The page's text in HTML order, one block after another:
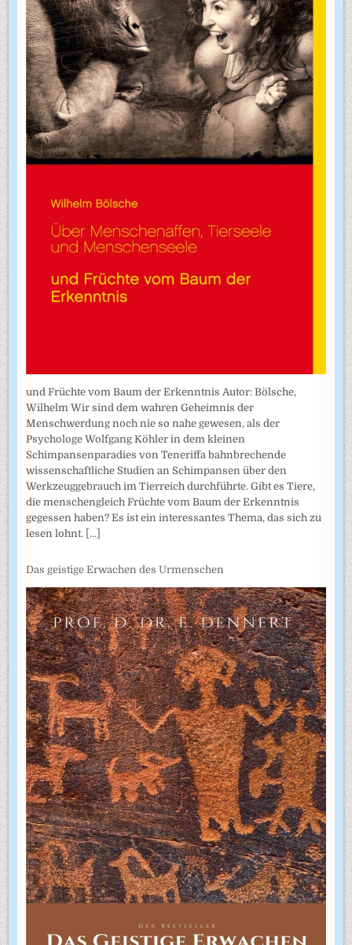
und Früchte vom Baum der Erkenntnis Autor: Bölsche,
Wilhelm Wir sind dem wahren Geheimnis der
Menschwerdung noch nie so nahe gewesen, als der
Psychologe Wolfgang Köhler in dem kleinen
Schimpansenparadies von Teneriffa bahnbrechende
wissenschaftliche Studien an Schimpansen über den
Werkzeuggebrauch im Tierreich durchführte. Gibt es Tiere,
die menschengleich Früchte vom Baum der Erkenntnis
gegessen haben? Es ist ein interessantes Thema, das sich zu
lesen lohnt. [...]
Das geistige Erwachen des Urmenschen